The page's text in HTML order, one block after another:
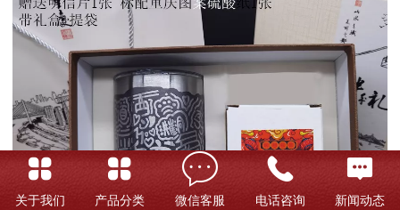
关于我们 产品分类 微信客服 电话咨询 新闻动态